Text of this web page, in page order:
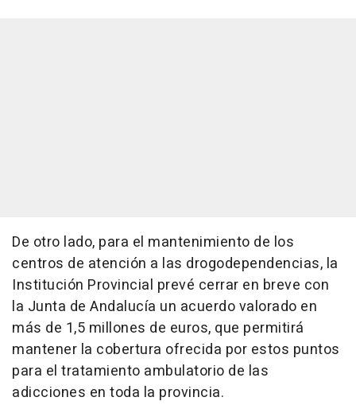
De otro lado, para el mantenimiento de los
centros de atención a las drogodependencias, la
Institución Provincial prevé cerrar en breve con
la Junta de Andalucía un acuerdo valorado en
más de 1,5 millones de euros, que permitirá
mantener la cobertura ofrecida por estos puntos
para el tratamiento ambulatorio de las
adicciones en toda la provincia.